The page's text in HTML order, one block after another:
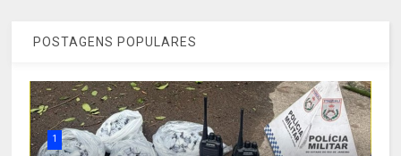
POSTAGENS POPULARES
1